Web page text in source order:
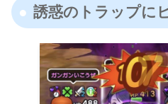
誘惑のトラップに